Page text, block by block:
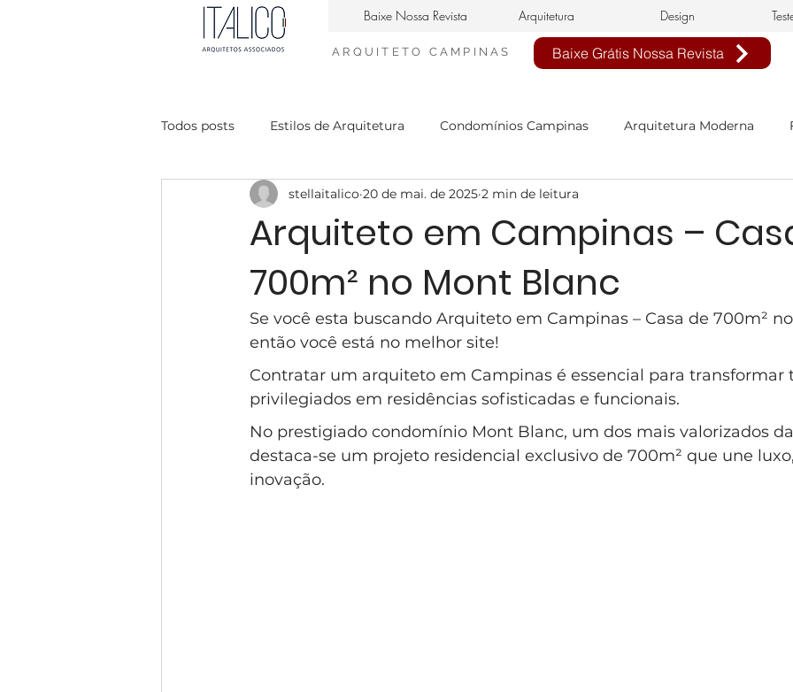
Baixe Nossa Revista Arquitetura Design
ARQUITETO CAMPINAS Baixe Grátis Nossa Revista
Todos posts Estilos de Arquitetura Condomínios Campinas Arquitetura Moderna
Casa Contemporanea Engenheiro Civil em Campinas
interiores neiclássico design de interiores buffet infantil
condomínio Mont Blanc Casa Neoclássica
Condomínio Gramado Estilo Clássico Casa Clássica Condomínio EntreVerdes
Condomínio Swiss Park
Arquiteto em Campinas –
700m² no Mont Blanc
stellaitalico 20 de mai. de 2025 2 min de leitura
Se você esta buscando Arquiteto em Campinas – Casa de 700m² no
então você está no melhor site!
Contratar um arquiteto em Campinas é essencial para transformar
privilegiados em residências sofisticadas e funcionais.
No prestigiado condomínio Mont Blanc, um dos mais valorizados
destaca-se um projeto residencial exclusivo de 700m² que une
inovação.